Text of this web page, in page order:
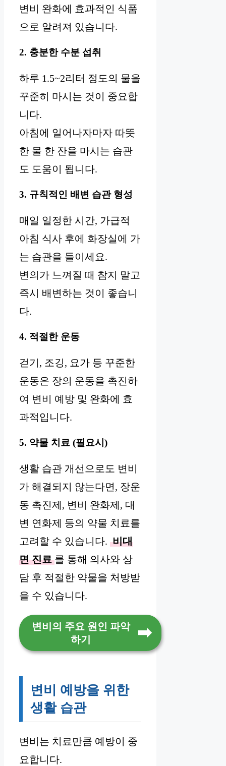
변비 완화에 효과적인 식품
으로 알려져 있습니다.
2. 충분한 수분 섭취
하루 1.5~2리터 정도의 물을
꾸준히 마시는 것이 중요합
니다.
아침에 일어나자마자 따뜻
한 물 한 잔을 마시는 습관
도 도움이 됩니다.
3. 규칙적인 배변 습관 형성
매일 일정한 시간, 가급적
아침 식사 후에 화장실에 가
는 습관을 들이세요.
변의가 느껴질 때 참지 말고
즉시 배변하는 것이 좋습니
다.
4. 적절한 운동
걷기, 조깅, 요가 등 꾸준한
운동은 장의 운동을 촉진하
여 변비 예방 및 완화에 효
과적입니다.
5. 약물 치료 (필요시)
생활 습관 개선으로도 변비
가 해결되지 않는다면, 장운
동 촉진제, 변비 완화제, 대
변 연화제 등의 약물 치료를
고려할 수 있습니다. 비대
면 진료 를 통해 의사와 상
담 후 적절한 약물을 처방받
을 수 있습니다.
변비의 주요 원인 파악
하기
변비 예방을 위한
생활 습관
변비는 치료만큼 예방이 중
요합니다.